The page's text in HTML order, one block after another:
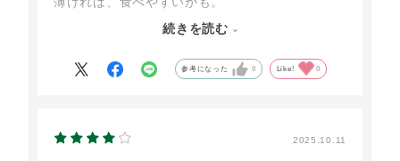
でも、美味しく、頂きました
続きを読む
参考になった 0 Like! 0
2025.10.11